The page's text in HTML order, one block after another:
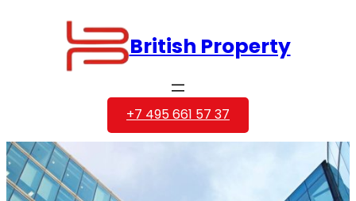
содержимому
British Property
+7 495 661 57 37